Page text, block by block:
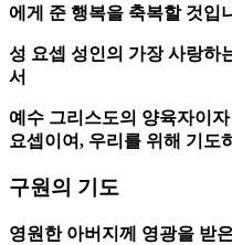
에게 준 행복을 축복할 것입
성 요셉 성인의 가장 사랑하
서
예수 그리스도의 양육자이
요셉이여, 우리를 위해 기도
구원의 기도
영원한 아버지께 영광을 받